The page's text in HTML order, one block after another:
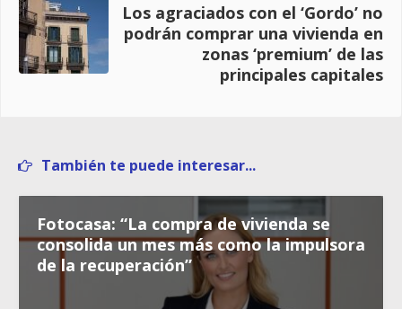
Los agraciados con el ‘Gordo’ no
podrán comprar una vivienda en
zonas ‘premium’ de las
principales capitales
También te puede interesar...
Fotocasa: “La compra de vivienda se
consolida un mes más como la impulsora
de la recuperación”